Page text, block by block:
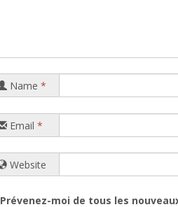
Name *
Email *
Website
Prévenez-moi de tous les